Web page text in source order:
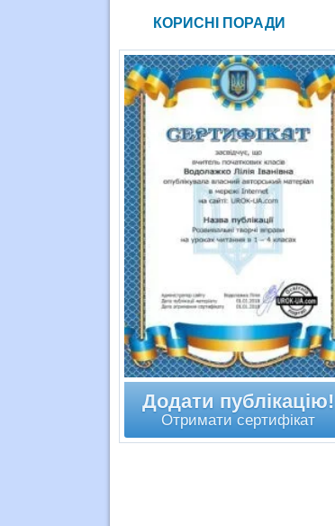
КОРИСНІ ПОРАДИ
Додати публікацію!
Отримати сертифікат